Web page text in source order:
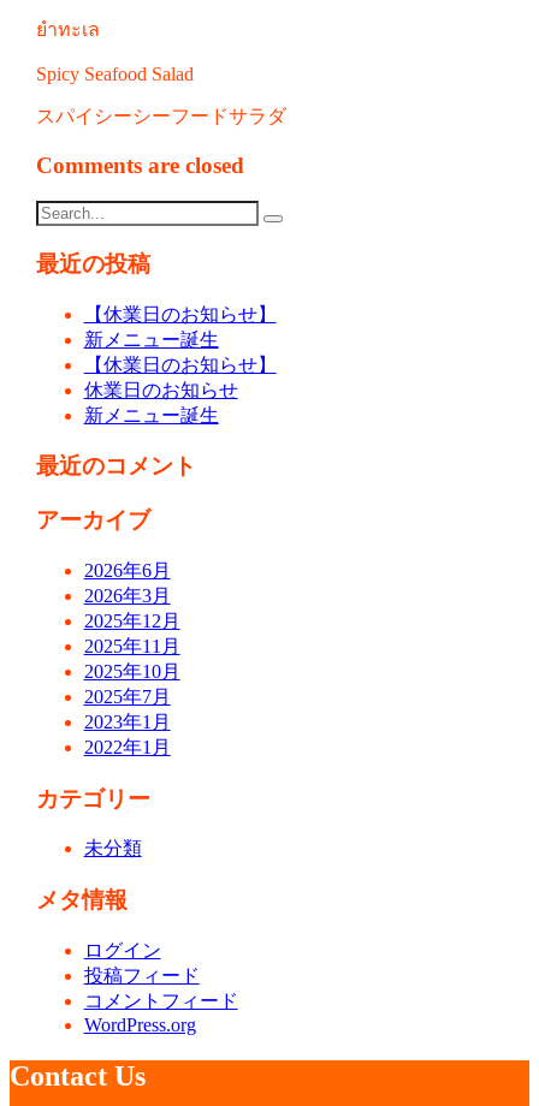
ยำทะเล
Spicy Seafood Salad
スパイシーシーフードサラダ
Comments are closed
最近の投稿
【休業日のお知らせ】
新メニュー誕生
【休業日のお知らせ】
休業日のお知らせ
新メニュー誕生
最近のコメント
アーカイブ
2026年6月
2026年3月
2025年12月
2025年11月
2025年10月
2025年7月
2023年1月
2022年1月
カテゴリー
未分類
メタ情報
ログイン
投稿フィード
コメントフィード
WordPress.org
Contact Us